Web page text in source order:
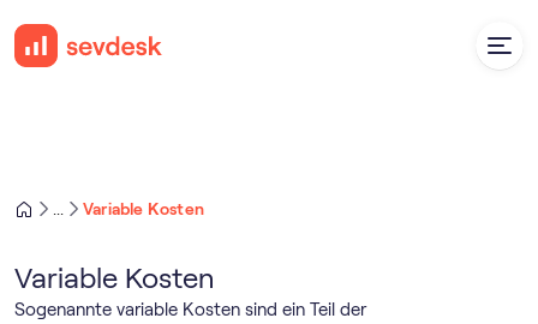
Variable Kosten
Variable Kosten
Sogenannte variable Kosten sind ein Teil der